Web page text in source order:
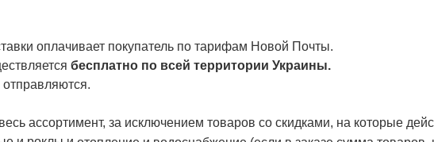
оплачивает покупатель по тарифам Новой Почты.
бесплатно по всей территории Украины.
ассортимент, за исключением товаров со скидками, на которые